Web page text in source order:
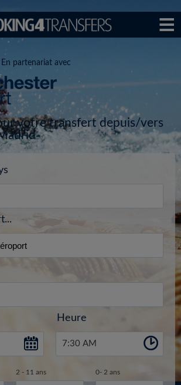
En partenariat avec
votre transfert depuis/vers
Heure
7:30 AM
2 - 11 ans 0- 2 ans